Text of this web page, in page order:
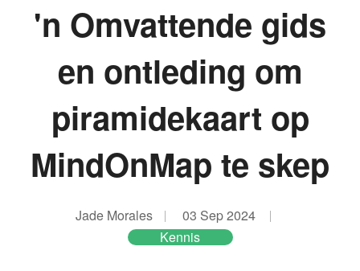
'n Omvattende gids
en ontleding om
piramidekaart op
MindOnMap te skep
Jade Morales
03 Sep 2024
Kennis